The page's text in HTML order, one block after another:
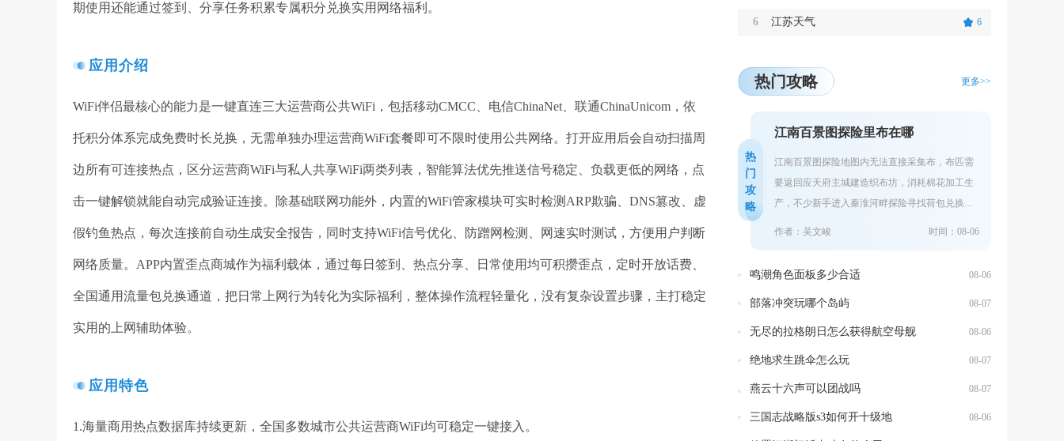
期使用还能通过签到、分享任务积累专属积分兑换实用网络福利。
应用介绍
WiFi伴侣最核心的能力是一键直连三大运营商公共WiFi，包括移动CMCC、电信ChinaNet、联通ChinaUnicom，依
托积分体系完成免费时长兑换，无需单独办理运营商WiFi套餐即可不限时使用公共网络。打开应用后会自动扫描周
边所有可连接热点，区分运营商WiFi与私人共享WiFi两类列表，智能算法优先推送信号稳定、负载更低的网络，点
击一键解锁就能自动完成验证连接。除基础联网功能外，内置的WiFi管家模块可实时检测ARP欺骗、DNS篡改、虚
假钓鱼热点，每次连接前自动生成安全报告，同时支持WiFi信号优化、防蹭网检测、网速实时测试，方便用户判断
网络质量。APP内置歪点商城作为福利载体，通过每日签到、热点分享、日常使用均可积攒歪点，定时开放话费、
全国通用流量包兑换通道，把日常上网行为转化为实际福利，整体操作流程轻量化，没有复杂设置步骤，主打稳定
实用的上网辅助体验。
应用特色
1.海量商用热点数据库持续更新，全国多数城市公共运营商WiFi均可稳定一键接入。
6 江苏天气 6
热门攻略 更多>>
热
门
攻
略
江南百景图探险里布在哪
江南百景图探险地图内无法直接采集布，布匹需
要返回应天府主城建造织布坊，消耗棉花加工生
产，不少新手进入秦淮河畔探险寻找荷包兑换道
作者：吴文峻 时间：08-06
鸣潮角色面板多少合适 08-06
部落冲突玩哪个岛屿 08-07
无尽的拉格朗日怎么获得航空母舰 08-06
绝地求生跳伞怎么玩 08-07
燕云十六声可以团战吗 08-07
三国志战略版s3如何开十级地 08-06